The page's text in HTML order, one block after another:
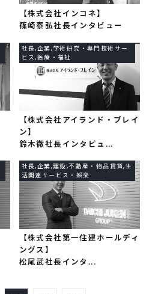
【株式会社インコネ】
篠崎泰弘社長インタビュー
社長,企業,学術研究・専門技術サー
ビス,医療・福祉
【株式会社アイランド・ブレイ
ン】
鈴木徹社長インタビュ...
社長,企業,建設,不動産・物品賃貸,生
活関連サービス・娯楽
【株式会社第一住建ホールディ
ングス】
松尾武社長インタ...